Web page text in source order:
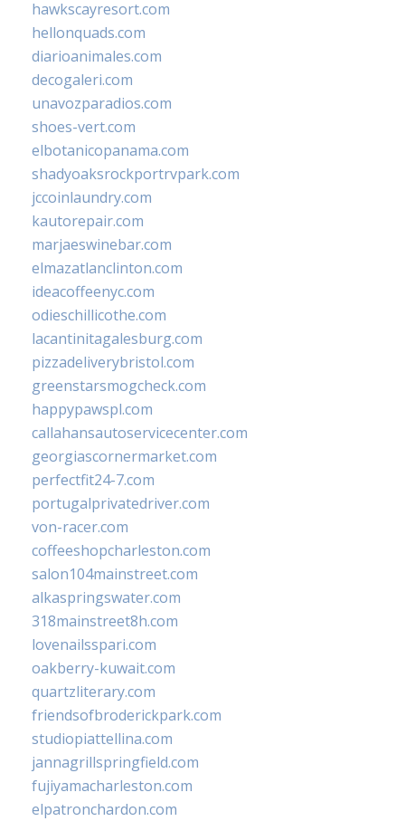
hawkscayresort.com
hellonquads.com
diarioanimales.com
decogaleri.com
unavozparadios.com
shoes-vert.com
elbotanicopanama.com
shadyoaksrockportrvpark.com
jccoinlaundry.com
kautorepair.com
marjaeswinebar.com
elmazatlanclinton.com
ideacoffeenyc.com
odieschillicothe.com
lacantinitagalesburg.com
pizzadeliverybristol.com
greenstarsmogcheck.com
happypawspl.com
callahansautoservicecenter.com
georgiascornermarket.com
perfectfit24-7.com
portugalprivatedriver.com
von-racer.com
coffeeshopcharleston.com
salon104mainstreet.com
alkaspringswater.com
318mainstreet8h.com
lovenailsspari.com
oakberry-kuwait.com
quartzliterary.com
friendsofbroderickpark.com
studiopiattellina.com
jannagrillspringfield.com
fujiyamacharleston.com
elpatronchardon.com